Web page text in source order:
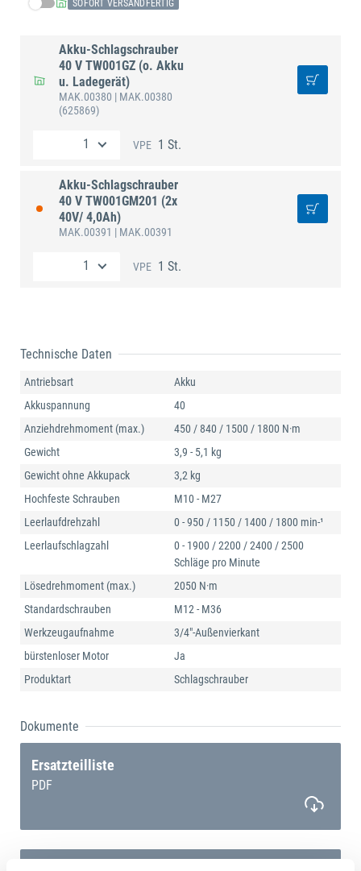
SOFORT VERSANDFERTIG
Akku-Schlagschrauber
40 V TW001GZ (o. Akku
u. Ladegerät)
MAK.00380 | MAK.00380
(625869)
VPE 1 St.
Akku-Schlagschrauber
40 V TW001GM201 (2x
40V/ 4,0Ah)
MAK.00391 | MAK.00391
VPE 1 St.
Technische Daten
Antriebsart
Akku
Akkuspannung
40
Anziehdrehmoment (max.)
450 / 840 / 1500 / 1800 N·m
Gewicht
3,9 - 5,1 kg
Gewicht ohne Akkupack
3,2 kg
Hochfeste Schrauben
M10 - M27
Leerlaufdrehzahl
0 - 950 / 1150 / 1400 / 1800 min-¹
Leerlaufschlagzahl
0 - 1900 / 2200 / 2400 / 2500
Schläge pro Minute
Lösedrehmoment (max.)
2050 N·m
Standardschrauben
M12 - M36
Werkzeugaufnahme
3/4"-Außenvierkant
bürstenloser Motor
Ja
Produktart
Schlagschrauber
Dokumente
Ersatzteilliste
PDF